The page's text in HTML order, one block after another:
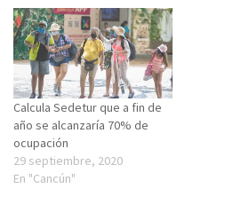
Calcula Sedetur que a fin de
año se alcanzaría 70% de
ocupación
29 septiembre, 2020
En "Cancún"